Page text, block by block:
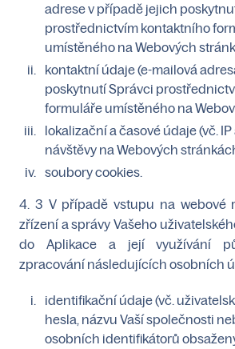
adrese v případě jejich
prostřednictvím kontaktního
umístěného na Webových
kontaktní údaje (e-mailová
poskytnutí Správci
formuláře umístěného na
lokalizační a časové údaje (vč.
návštěvy na Webových
soubory cookies.
4. 3 V případě vstupu na webové
zřízení a správy Vašeho
do Aplikace a její využívání
zpracování následujících osobních
identifikační údaje (vč.
hesla, názvu Vaší společnosti
osobních identifikátorů